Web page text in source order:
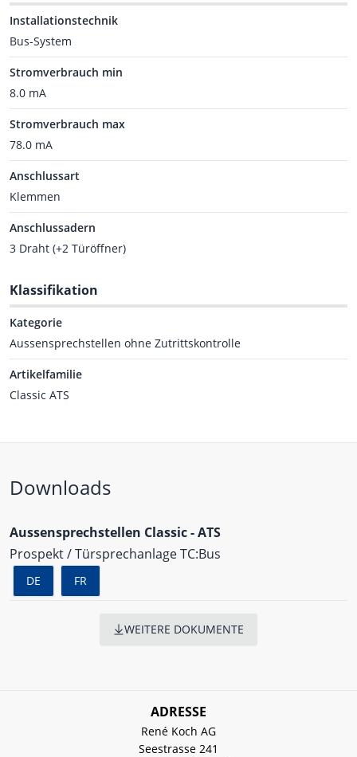
Installationstechnik
Bus-System
Stromverbrauch min
8.0 mA
Stromverbrauch max
78.0 mA
Anschlussart
Klemmen
Anschlussadern
3 Draht (+2 Türöffner)
Klassifikation
Kategorie
Aussensprechstellen ohne Zutrittskontrolle
Artikelfamilie
Classic ATS
Downloads
Aussensprechstellen Classic - ATS
Prospekt / Türsprechanlage TC:Bus
DE FR
WEITERE DOKUMENTE
ADRESSE
René Koch AG
Seestrasse 241